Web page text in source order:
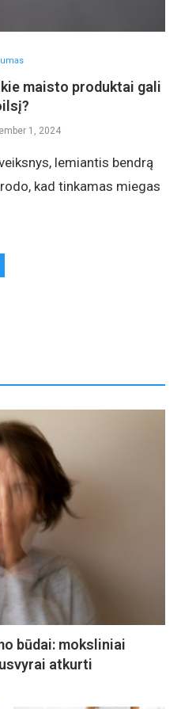
maisto produktai gali
1, 2024
lemiantis bendrą
kad tinkamas miegas
būdai: moksliniai
atkurti